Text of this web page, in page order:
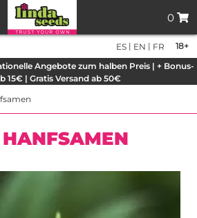
0
18+
ES | EN | FR
Angebote zum halben Preis | + Bonus-
15€ | Gratis Versand ab 50€